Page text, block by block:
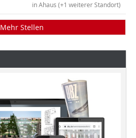
in Ahaus (+1 weiterer Standort)
Mehr Stellen